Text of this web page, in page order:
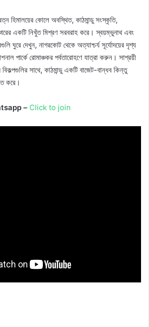
হিমালয়ের কোলে অবস্থিত, কাঠমান্ডু সংস্কৃতি,
একটি নিখুঁত মিশ্রণ সরবরাহ করে। স্বয়ম্ভুনাথ এবং
ঘুরে দেখুন, নাগরকোট থেকে অত্যাশ্চর্য সূর্যোদয়ের দৃশ্য
পার্কে রোমাঞ্চকর পর্বতারোহণে যাত্রা করুন। সাশ্রয়ী
সাথে, কাঠমান্ডু একটি বাজেট-বান্ধব কিন্তু
করে।
– Click to join